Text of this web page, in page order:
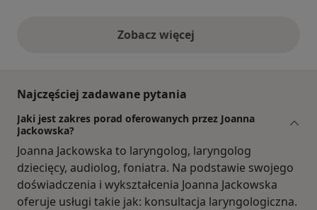
Zobacz więcejopinie powyżej
Najczęściej zadawane pytania
Jaki jest zakres porad oferowanych przez Joanna
Jackowska?
Joanna Jackowska to laryngolog, laryngolog
dziecięcy, audiolog, foniatra. Na podstawie swojego
doświadczenia i wykształcenia Joanna Jackowska
oferuje usługi takie jak: konsultacja laryngologiczna.